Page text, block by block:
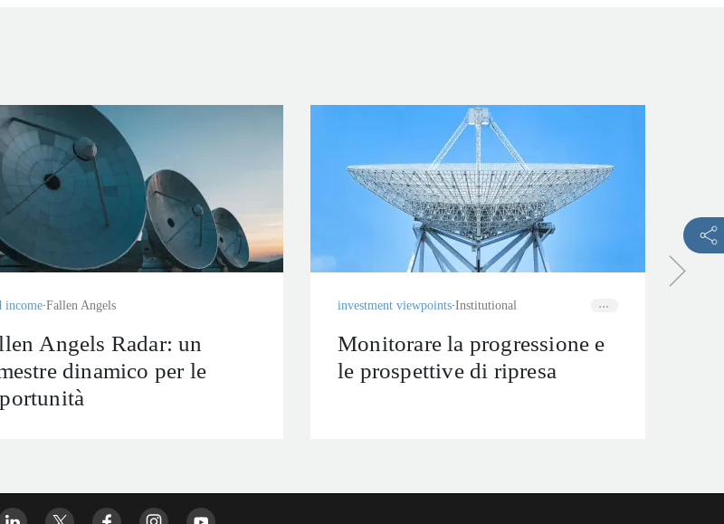
income Fallen Angels
Angels Radar: un
dinamico per le
investment viewpoints Institutional
Monitorare la progressione e
le prospettive di ripresa